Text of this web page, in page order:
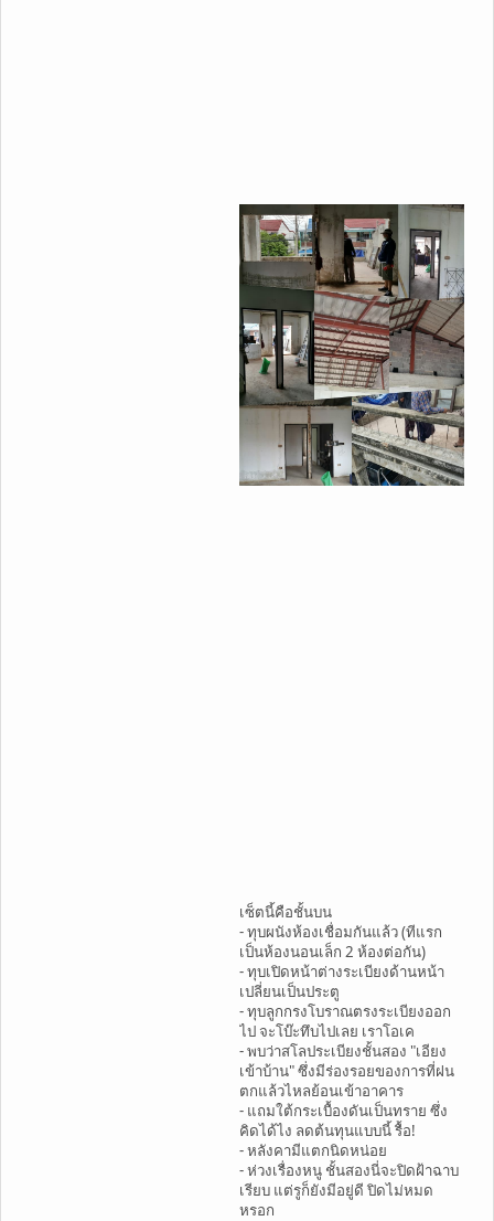
เซ็ตนี้คือชั้นบน
- ทุบผนังห้องเชื่อมกันแล้ว (ทีแรก
เป็นห้องนอนเล็ก 2 ห้องต่อกัน)
- ทุบเปิดหน้าต่างระเบียงด้านหน้า
เปลี่ยนเป็นประตู
- ทุบลูกกรงโบราณตรงระเบียงออก
ไป จะโบ๊ะทึบไปเลย เราโอเค
- พบว่าสโลประเบียงชั้นสอง "เอียง
เข้าบ้าน" ซึ่งมีร่องรอยของการที่ฝน
ตกแล้วไหลย้อนเข้าอาคาร
- แถมใต้กระเบื้องดันเป็นทราย ซึ่ง
คิดได้ไง ลดต้นทุนแบบนี้ รื้อ!
- หลังคามีแตกนิดหน่อย
- ห่วงเรื่องหนู ชั้นสองนี่จะปิดฝ้าฉาบ
เรียบ แต่รูก็ยังมีอยู่ดี ปิดไม่หมด
หรอก